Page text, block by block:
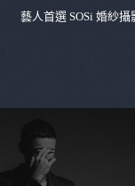
藝人首選 SOSi 婚紗